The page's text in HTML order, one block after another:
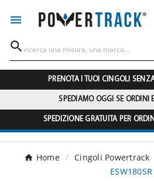


PRENOTA I TUOI CINGOLI
SPEDIAMO OGGI SE ORDINI
SPEDIZIONE GRATUITA PER
Home Cingoli Powertrack
ESW180SR